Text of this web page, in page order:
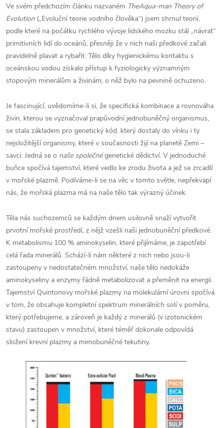
Ve svém předchozím článku nazvaném TheAqua-man Theory of
Evolution („Evoluční teorie vodního člověka“) jsem shrnul teorii,
podle které na počátku rychlého vývoje lidského mozku stál „návrat“
primitivních lidí do oceánů, přesněji že v nich naši předkové začali
pravidelně plavat a rybařit. Tělo díky hygienickému kontaktu s
oceánskou vodou získalo přístup k fyziologicky významným
stopovým minerálům a živinám, o něž bylo na pevnině ochuzeno.
Je fascinující, uvědomíme-li si, že specifická kombinace a rovnováha
živin, kterou se vyznačoval prapůvodní jednobuněčný organismus,
se stala základem pro genetický kód, který dostaly do vínku i ty
nejsložitější organismy, které v současnosti žijí na planetě Zemi –
savci. Jedná se o naše společnégenetické dědictví. V jednoduché
buňce spočívá tajemství, které vedlo ke zrodu života a jež se zrcadlí
v mořské plazmě. Podíváme-li se na věc v tomto světle, nepřekvapí
nás, že mořská plazma má na naše tělo tak výrazný účinek.
Těla nás suchozemců se každým dnem usilovně snaží vytvořit
prvotní mořské prostředí, z nějž vzešli naši jednobuněční předkové.
K metabolismu 100 % aminokyselin, které přijímáme, je zapotřebí
celá řada minerálů. Schází-li nám některé z nich nebo jsou-li
zastoupeny v nedostatečném množství, naše tělo nedokáže
aminokyseliny a enzymy řádně metabolizovat a přeměnit na energii.
Tajemství Quintonovy mořské plazmy na molekulární úrovni spočívá
v tom, že obsahuje kompletní spektrum minerálních solí v poměru,
který potřebujeme, a zároveň je každý z minerálů (v izotonickém
stavu) zastoupen v množství, které téměř dokonale odpovídá
složení krevní plazmy a mimobuněčné tekutiny.